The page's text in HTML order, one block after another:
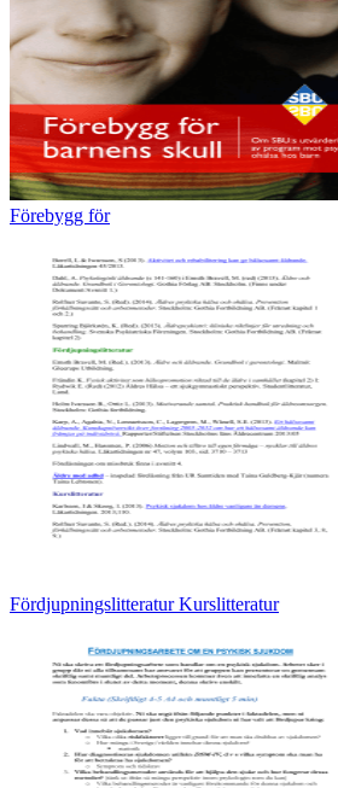
Förebygg för
Fördjupningslitteratur Kurslitteratur